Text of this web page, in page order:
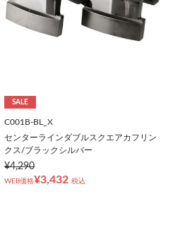
SALE
C001B-BL_X
センターラインダブルスクエアカフリン
クス/ブラックシルバー
¥4,290
WEB価格¥3,432 税込